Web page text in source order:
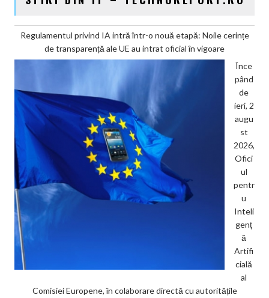
Regulamentul privind IA intră într-o nouă etapă: Noile cerințe
de transparență ale UE au intrat oficial în vigoare
Înce
pând
de
ieri, 2
augu
st
2026,
Ofici
ul
pentr
u
Inteli
genț
ă
Artifi
cială
al
Comisiei Europene, în colaborare directă cu autoritățile